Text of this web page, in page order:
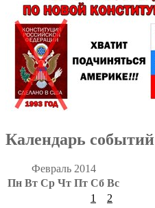
Календарь событий
Февраль 2014
Пн Вт Ср Чт Пт Сб Вс
1
2